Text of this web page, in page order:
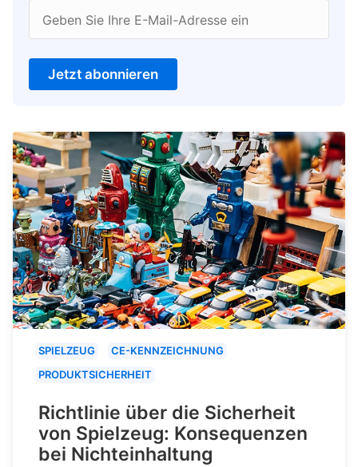
Geben Sie Ihre E-Mail-Adresse ein
Jetzt abonnieren
SPIELZEUG
CE-KENNZEICHNUNG
PRODUKTSICHERHEIT
Richtlinie über die Sicherheit
von Spielzeug: Konsequenzen
bei Nichteinhaltung